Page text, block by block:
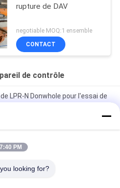
rupture de DAV
negotiable MOQ:1 ensemble
CONTACT
de contrôle
LPR-N Donwhole pour l'essai de
de Downhole d'acier allié
de Downhole de tige de
7:40 PM
looking for?